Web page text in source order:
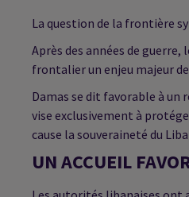
La question de la frontière
Après des années de
frontalier un enjeu majeur de
Damas se dit favorable à
vise exclusivement à
cause la souveraineté du
UN ACCUEIL